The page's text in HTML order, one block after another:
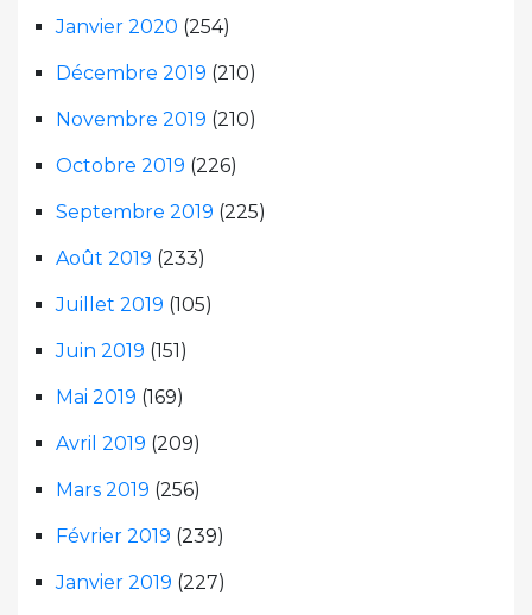
Janvier 2020 (254)
Décembre 2019 (210)
Novembre 2019 (210)
Octobre 2019 (226)
Septembre 2019 (225)
Août 2019 (233)
Juillet 2019 (105)
Juin 2019 (151)
Mai 2019 (169)
Avril 2019 (209)
Mars 2019 (256)
Février 2019 (239)
Janvier 2019 (227)